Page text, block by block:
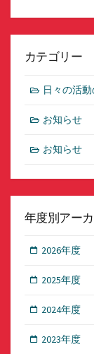
カテゴリー
日々の活
お知らせ
お知らせ
年度別アー
2026年度
2025年度
2024年度
2023年度